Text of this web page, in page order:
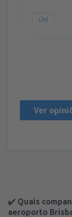
Útil
Ver
✔️ Quais
aeroporto